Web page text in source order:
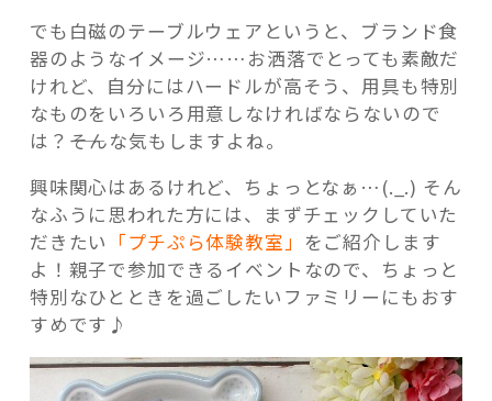
でも白磁のテーブルウェアというと、ブランド食
器のようなイメージ……お洒落でとっても素敵だ
けれど、自分にはハードルが高そう、用具も特別
なものをいろいろ用意しなければならないので
は？――そんな気もしますよね。
興味関心はあるけれど、ちょっとなぁ…(._.) そん
なふうに思われた方には、まずチェックしていた
だきたい 「プチぷら体験教室」 をご紹介します
よ！親子で参加できるイベントなので、ちょっと
特別なひとときを過ごしたいファミリーにもおす
すめです♪